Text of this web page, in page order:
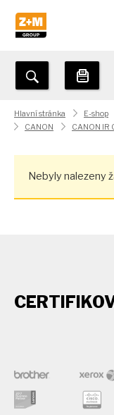
Hlavní stránka E-shop
CANON
CANON IR
Nebyly nalezeny